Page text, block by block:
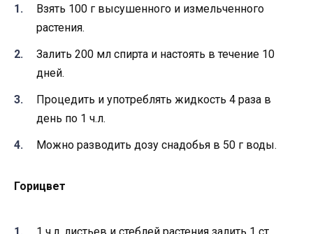
Взять 100 г высушенного и измельченного
растения.
Залить 200 мл спирта и настоять в течение 10
дней.
Процедить и употреблять жидкость 4 раза в
день по 1 ч.л.
Можно разводить дозу снадобья в 50 г воды.
Горицвет